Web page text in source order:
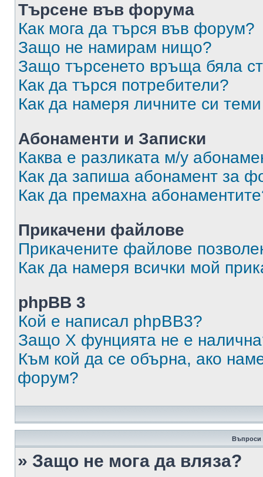
Търсене във форума
Как мога да търся във форум?
Защо не намирам нищо?
Защо търсенето връща бяла
Как да търся потребители?
Как да намеря личните си
Абонаменти и Записки
Каква е разликата м/у
Как да запиша абонамент за
Как да премахна
Прикачени файлове
Прикачените файлове
Как да намеря всички мой
phpBB 3
Кой е написал phpBB3?
Защо X фунцията не е
Към кой да се обърна, ако
форум?
Въпроси
» Защо не мога да вляза?